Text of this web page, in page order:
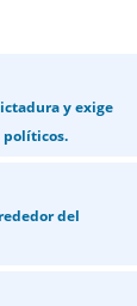
y exige
políticos.
del